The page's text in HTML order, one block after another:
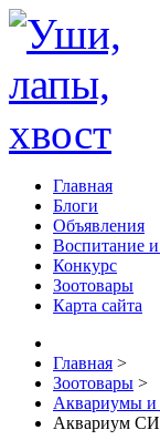
Главная
Блоги
Объявления
Воспитание и
Конкурс
Зоотовары
Карта сайта
Главная >
Зоотовары >
Аквариумы
Аквариум